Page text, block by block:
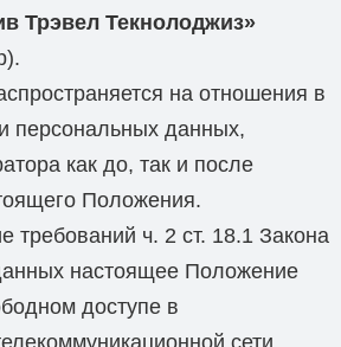
Трэвел Текнолоджиз»
на отношения в
персональных данных,
как до, так и после
Положения.
требований ч. 2 ст. 18.1 Закона
настоящее Положение
доступе в
сети